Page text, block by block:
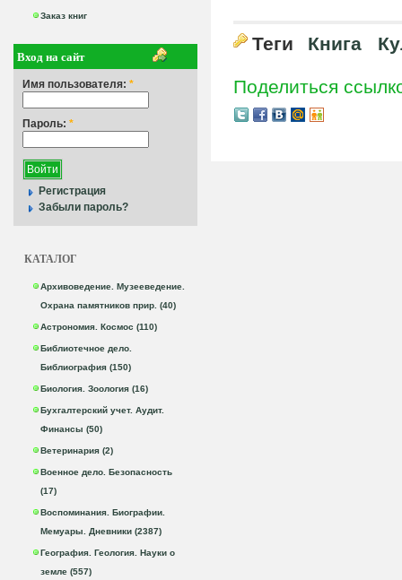
Заказ книг
Вход на сайт
Имя пользователя: *
Пароль: *
Регистрация
Забыли пароль?
КАТАЛОГ
Архивоведение. Музееведение.
Охрана памятников прир. (40)
Астрономия. Космос (110)
Библиотечное дело.
Библиография (150)
Биология. Зоология (16)
Бухгалтерский учет. Аудит.
Финансы (50)
Ветеринария (2)
Военное дело. Безопасность
(17)
Воспоминания. Биографии.
Мемуары. Дневники (2387)
География. Геология. Науки о
земле (557)
Теги Книга
Поделиться